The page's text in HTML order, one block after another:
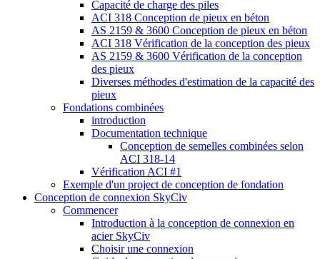
Capacité de charge des piles
ACI 318 Conception de pieux en béton
AS 2159 & 3600 Conception de pieux en béton
ACI 318 Vérification de la conception des pieux
AS 2159 & 3600 Vérification de la conception
des pieux
Diverses méthodes d'estimation de la capacité des
pieux
Fondations combinées
introduction
Documentation technique
Conception de semelles combinées selon
ACI 318-14
Vérification ACI #1
Exemple d'un project de conception de fondation
Conception de connexion SkyCiv
Commencer
Introduction à la conception de connexion en
acier SkyCiv
Choisir une connexion